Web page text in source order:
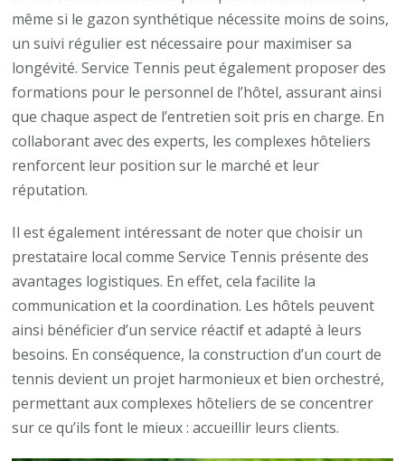
même si le gazon synthétique nécessite moins de soins,
un suivi régulier est nécessaire pour maximiser sa
longévité. Service Tennis peut également proposer des
formations pour le personnel de l’hôtel, assurant ainsi
que chaque aspect de l’entretien soit pris en charge. En
collaborant avec des experts, les complexes hôteliers
renforcent leur position sur le marché et leur
réputation.
Il est également intéressant de noter que choisir un
prestataire local comme Service Tennis présente des
avantages logistiques. En effet, cela facilite la
communication et la coordination. Les hôtels peuvent
ainsi bénéficier d’un service réactif et adapté à leurs
besoins. En conséquence, la construction d’un court de
tennis devient un projet harmonieux et bien orchestré,
permettant aux complexes hôteliers de se concentrer
sur ce qu’ils font le mieux : accueillir leurs clients.